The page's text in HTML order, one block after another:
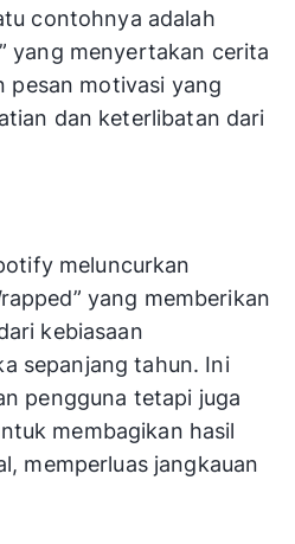
contohnya adalah
yang menyertakan cerita
pesan motivasi yang
dan keterlibatan dari
meluncurkan
yang memberikan
kebiasaan
sepanjang tahun. Ini
pengguna tetapi juga
membagikan hasil
memperluas jangkauan